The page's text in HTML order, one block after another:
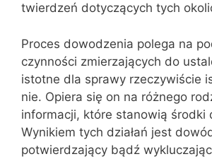
twierdzeń dotyczących tych
Proces dowodzenia polega na
czynności zmierzających do
istotne dla sprawy rzeczywiście
nie. Opiera się on na różnego
informacji, które stanowią środki
Wynikiem tych działań jest
potwierdzający bądź